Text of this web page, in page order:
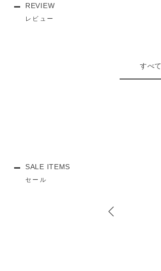
REVIEW
レビュー
すべて
SALE ITEMS
セール